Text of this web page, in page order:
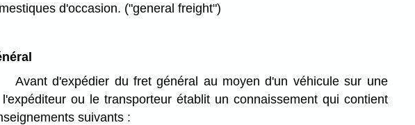
d'occasion. ("general freight")
Avant d'expédier du fret général au moyen d'un véhicule sur une
l'expéditeur ou le transporteur établit un connaissement qui contient
suivants :